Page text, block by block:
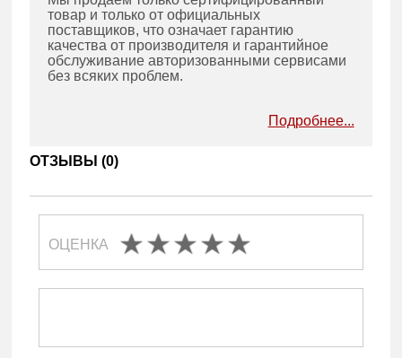
товар и только от официальных
поставщиков, что означает гарантию
качества от производителя и гарантийное
обслуживание авторизованными сервисами
без всяких проблем.
Подробнее...
ОТЗЫВЫ (0)
ОЦЕНКА